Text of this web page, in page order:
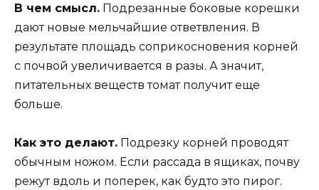
В чем смысл. Подрезанные боковые корешки
дают новые мельчайшие ответвления. В
результате площадь соприкосновения корней
с почвой увеличивается в разы. А значит,
питательных веществ томат получит еще
больше.
Как это делают. Подрезку корней проводят
обычным ножом. Если рассада в ящиках, почву
режут вдоль и поперек, как будто это пирог.